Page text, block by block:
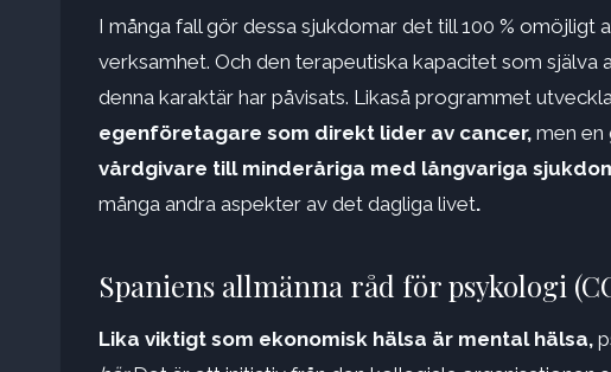
I många fall gör dessa sjukdomar det till 100 %
verksamhet. Och den terapeutiska kapacitet som
denna karaktär har påvisats. Likaså programmet
egenföretagare som direkt lider av cancer, men en
vårdgivare till minderåriga med långvariga
många andra aspekter av det dagliga livet.
Spaniens allmänna råd för psykologi
Lika viktigt som ekonomisk hälsa är mental hälsa,